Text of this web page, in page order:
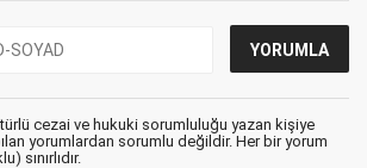
türlü cezai ve hukuki sorumluluğu yazan kişiye
yorumlardan sorumlu değildir. Her bir yorum
sınırlıdır.